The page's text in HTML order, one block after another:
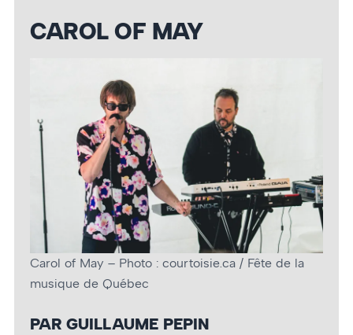
CAROL OF MAY
Carol of May – Photo : courtoisie.ca / Fête de la
musique de Québec
PAR GUILLAUME PEPIN